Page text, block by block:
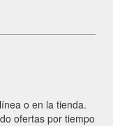
o en la tienda.
ofertas por tiempo